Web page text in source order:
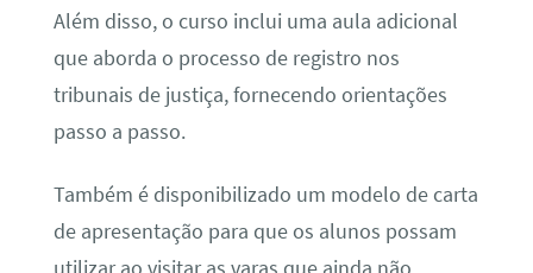
Além disso, o curso inclui uma aula adicional
que aborda o processo de registro nos
tribunais de justiça, fornecendo orientações
passo a passo.
Também é disponibilizado um modelo de carta
de apresentação para que os alunos possam